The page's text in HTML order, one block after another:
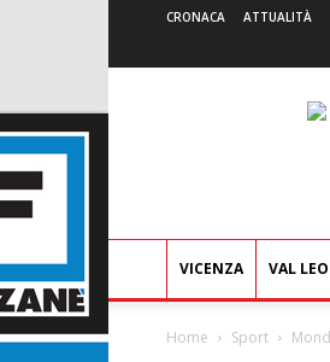
CRONACA ATTUALITÀ
VICENZA VAL
Home Sport